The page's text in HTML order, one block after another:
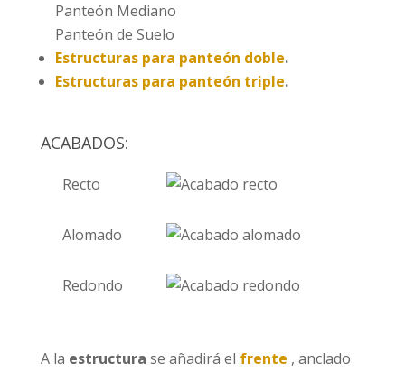
Panteón Mediano
Panteón de Suelo
Estructuras para panteón doble.
Estructuras para panteón triple.
ACABADOS:
Recto
Alomado
Redondo
A la estructura se añadirá el frente , anclado